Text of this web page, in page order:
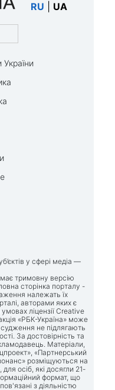
RU UA
у сфері медіа —
тримовну версію
сторінка порталу -
належать їх
авторами яких є
ліцензії Creative
«РБК-Україна» може
судження не підлягають
За достовірність та
Матеріали,
«Партнерський
розміщуються на
осіб, які досягли 21-
формат, що
з діяльністю